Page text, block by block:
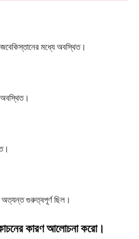
মধ্যে অবস্থিত।
গুরুত্বপূর্ণ ছিল।
কারণ আলোচনা করো।